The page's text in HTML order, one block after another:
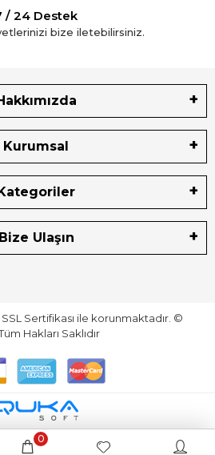
/ 24 Destek
bize iletebilirsiniz.
Kurumsal
Bize Ulaşın
Sertifikası ile korunmaktadır. ©
Hakları Saklıdır
0